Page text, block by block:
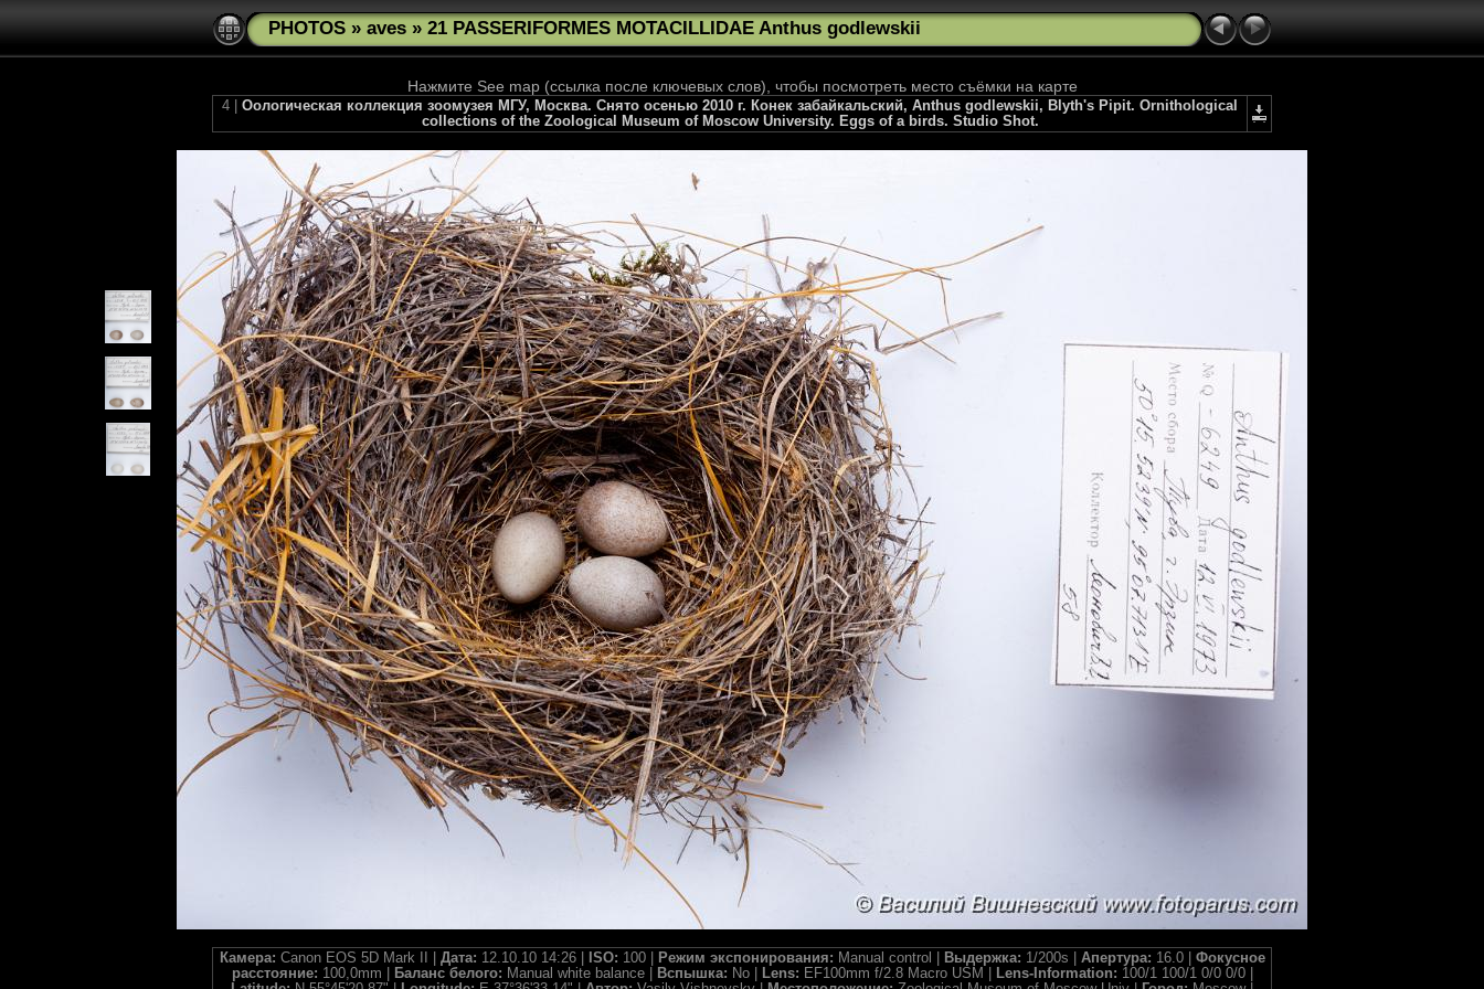
PHOTOS » aves » 21 PASSERIFORMES MOTACILLIDAE Anthus godlewskii
Нажмите See map (ссылка после ключевых слов), чтобы посмотреть место съёмки на карте
4 | Оологическая коллекция зоомузея МГУ, Москва. Снято осенью 2010 г. Конек забайкальский, Anthus godlewskii, Blyth's Pipit. Ornithological
collections of the Zoological Museum of Moscow University. Eggs of a birds. Studio Shot.
Камера: Canon EOS 5D Mark II | Дата: 12.10.10 14:26 | ISO: 100 | Режим экспонирования: Manual control | Выдержка: 1/200s | Апертура: 16.0 | Фокусное
расстояние: 100,0mm | Баланс белого: Manual white balance | Вспышка: No | Lens: EF100mm f/2.8 Macro USM | Lens-Information: 100/1 100/1 0/0 0/0 |